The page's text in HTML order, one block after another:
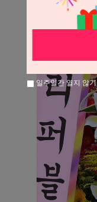
일주일간 열지 않기